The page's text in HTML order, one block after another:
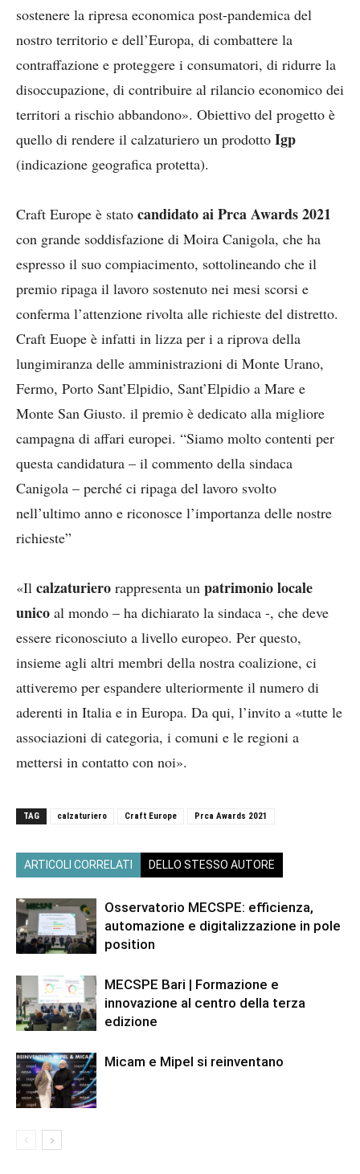
sostenere la ripresa economica post-pandemica del
nostro territorio e dell’Europa, di combattere la
contraffazione e proteggere i consumatori, di ridurre la
disoccupazione, di contribuire al rilancio economico dei
territori a rischio abbandono». Obiettivo del progetto è
quello di rendere il calzaturiero un prodotto Igp
(indicazione geografica protetta).
Craft Europe è stato candidato ai Prca Awards 2021
con grande soddisfazione di Moira Canigola, che ha
espresso il suo compiacimento, sottolineando che il
premio ripaga il lavoro sostenuto nei mesi scorsi e
conferma l’attenzione rivolta alle richieste del distretto.
Craft Euope è infatti in lizza per i a riprova della
lungimiranza delle amministrazioni di Monte Urano,
Fermo, Porto Sant’Elpidio, Sant’Elpidio a Mare e
Monte San Giusto. il premio è dedicato alla migliore
campagna di affari europei. “Siamo molto contenti per
questa candidatura – il commento della sindaca
Canigola – perché ci ripaga del lavoro svolto
nell’ultimo anno e riconosce l’importanza delle nostre
richieste”
«Il calzaturiero rappresenta un patrimonio locale
unico al mondo – ha dichiarato la sindaca -, che deve
essere riconosciuto a livello europeo. Per questo,
insieme agli altri membri della nostra coalizione, ci
attiveremo per espandere ulteriormente il numero di
aderenti in Italia e in Europa. Da qui, l’invito a «tutte le
associazioni di categoria, i comuni e le regioni a
mettersi in contatto con noi».
TAG calzaturiero Craft Europe Prca Awards 2021
ARTICOLI CORRELATI DELLO STESSO AUTORE
Osservatorio MECSPE: efficienza,
automazione e digitalizzazione in pole
position
MECSPE Bari | Formazione e
innovazione al centro della terza
edizione
Micam e Mipel si reinventano